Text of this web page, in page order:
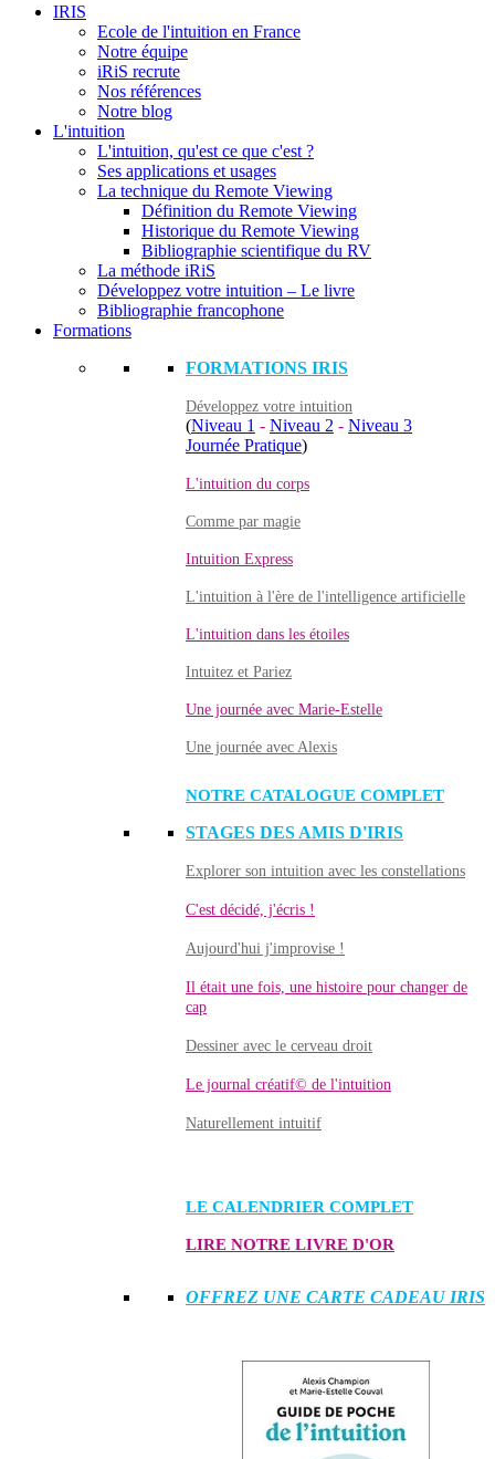
IRIS
Ecole de l'intuition en France
Notre équipe
iRiS recrute
Nos références
Notre blog
L'intuition
L'intuition, qu'est ce que c'est ?
Ses applications et usages
La technique du Remote Viewing
Définition du Remote Viewing
Historique du Remote Viewing
Bibliographie scientifique du RV
La méthode iRiS
Développez votre intuition – Le livre
Bibliographie francophone
Formations
FORMATIONS IRIS
Développez votre intuition
(Niveau 1 - Niveau 2 - Niveau 3
Journée Pratique)
L'intuition du corps
Comme par magie
Intuition Express
L'intuition à l'ère de l'intelligence artificielle
L'intuition dans les étoiles
Intuitez et Pariez
Une journée avec Marie-Estelle
Une journée avec Alexis
NOTRE CATALOGUE COMPLET
STAGES DES AMIS D'IRIS
Explorer son intuition avec les constellations
C'est décidé, j'écris !
Aujourd'hui j'improvise !
Il était une fois, une histoire pour changer de
cap
Dessiner avec le cerveau droit
Le journal créatif© de l'intuition
Naturellement intuitif
LE CALENDRIER COMPLET
LIRE NOTRE LIVRE D'OR
OFFREZ UNE CARTE CADEAU IRIS